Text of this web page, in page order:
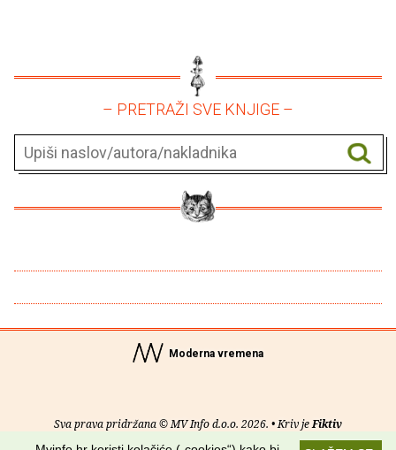
– PRETRAŽI SVE KNJIGE –
Moderna vremena
Sva prava pridržana © MV Info d.o.o. 2026. • Kriv jeFiktiv